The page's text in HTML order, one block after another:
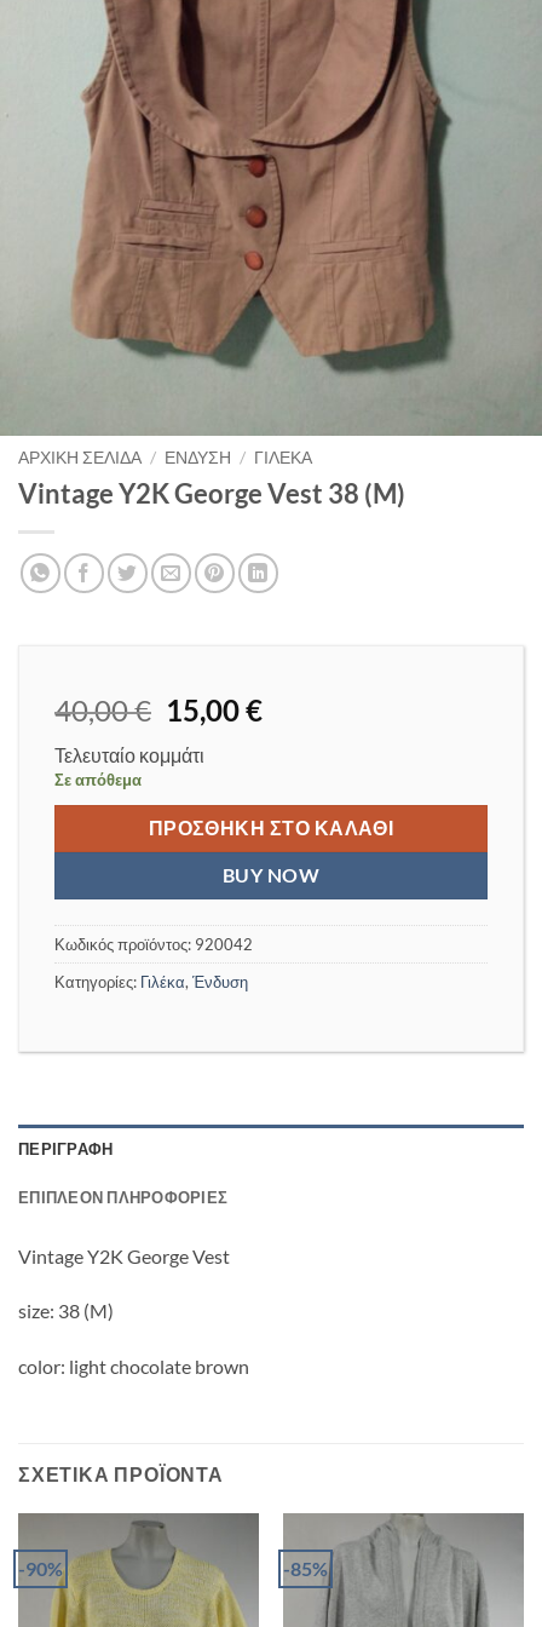
ΑΡΧΙΚΉ ΣΕΛΊΔΑ / ΈΝΔΥΣΗ / ΓΙΛΈΚΑ
Vintage Y2K George Vest 38 (M)
40,00€ Original
price
was:
40,00 €.
15,00€Η
είναι:
15,00 €.
Τελευταίο κομμάτι
Σε απόθεμα
ΠΡΟΣΘΉΚΗ ΣΤΟ ΚΑΛΆΘΙ
BUY NOW
Κωδικός προϊόντος: 920042
Κατηγορίες: Γιλέκα, Ένδυση
ΠΕΡΙΓΡΑΦΉ
ΕΠΙΠΛΈΟΝ ΠΛΗΡΟΦΟΡΊΕΣ
Vintage Y2K George Vest
size: 38 (M)
color: light chocolate brown
ΣΧΕΤΙΚΆ ΠΡΟΪΌΝΤΑ
-90% -85%